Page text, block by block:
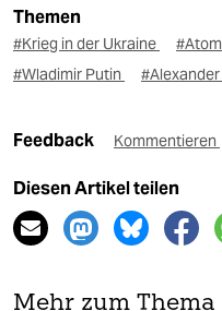
Themen
#Krieg in der Ukraine
#Wladimir Putin
Feedback Kommentieren
Diesen Artikel teilen
Mehr zum Thema